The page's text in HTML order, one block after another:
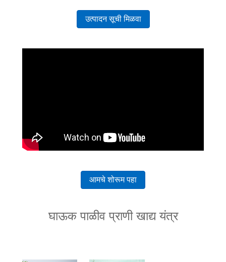
उत्पादन सूची मिळवा
आमचे शोरूम पहा
घाऊक पाळीव प्राणी खाद्य यंत्र